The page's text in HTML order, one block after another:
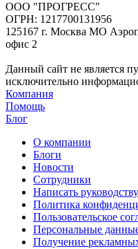
ООО "ПРОГРЕСС"
ОГРН: 1217700131956
125167 г. Москва МО
офис 2
Данный сайт не является
исключительно
Компания
Помощь
Блог
О компании
Блоги
Новости
Сотрудники
Написать руководству
Политика
Пользовательское
Персональные
Получение